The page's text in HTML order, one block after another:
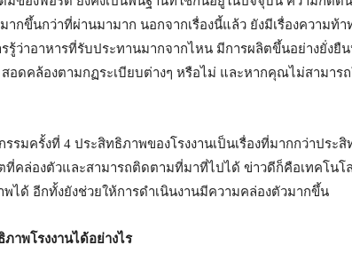
ากขึ้นกว่าที่ผ่านมามาก นอกจากเรื่องนี้แล้ว ยังมีเรื่องความท้
รู้ว่าอาหารที่รับประทานมากจากไหน มีการผลิตขึ้นอย่างยั่งยื
อดคล้องตามกฏระเบียบต่างๆ หรือไม่ และหากคุณไม่สามาร
รมครั้งที่ 4 ประสิทธิภาพของโรงงานเป็นเรื่องที่มากกว่าประ
ตที่คล่องตัวและสามารถติดตามที่มาที่ไปได้ ข่าวดีก็คือเทคโน
พได้ อีกทั้งยังช่วยให้การดำเนินงานมีความคล่องตัวมากขึ้น
าพโรงงานได้อย่างไร